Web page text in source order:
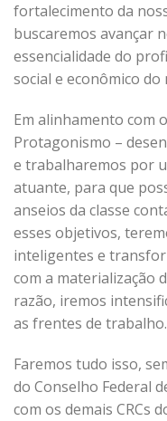
fortalecimento da
buscaremos avançar
essencialidade do
social e econômico do
Em alinhamento com
Protagonismo –
e trabalharemos por
atuante, para que
anseios da classe
esses objetivos,
inteligentes e
com a materialização
razão, iremos
as frentes de trabalho.
Faremos tudo isso,
do Conselho Federal
com os demais CRCs